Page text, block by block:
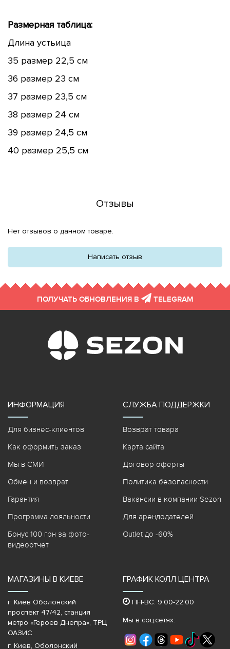
Размерная таблица:
Длина устьица
35 размер 22,5 см
36 размер 23 см
37 размер 23,5 см
38 размер 24 см
39 размер 24,5 см
40 размер 25,5 см
Отзывы
Нет отзывов о данном товаре.
Написать отзыв
ПОЛУЧАТЬ ОБНОВЛЕНИЯ В TELEGRAM
ИНФОРМАЦИЯ
Для бизнес-клиентов
Как оформить заказ
Мы в СМИ
Обмен и возврат
Гарантия
Программа лояльности
Бонус 100 грн за фото-
видеоотчет
СЛУЖБА ПОДДЕРЖКИ
Возврат товара
Карта сайта
Договор оферты
Политика безопасности
Вакансии в компании Sezon
Для арендодателей
Outlet до -60%
МАГАЗИНЫ В КИЕВЕ
г. Киев Оболонский
проспект 47/42, станция
метро «Героев Днепра»‎, ТРЦ
ОАЗИС
г. Киев, Оболонский
ГРАФИК КОЛЛ ЦЕНТРА
ПН-ВС: 9:00-22:00
Мы в соц.сетях: